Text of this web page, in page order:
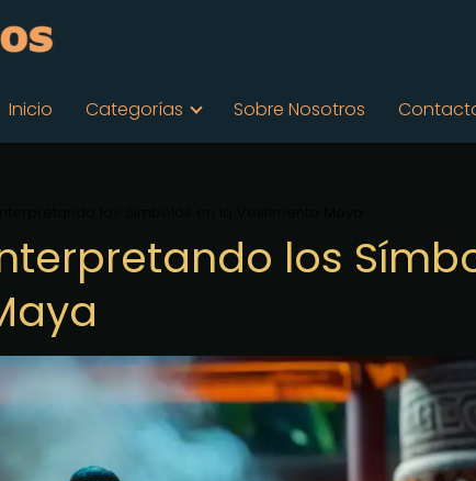
Inicio Categorías Sobre Nosotros
los